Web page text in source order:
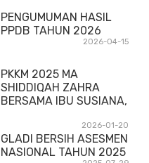
PENGUMUMAN HASIL
PPDB TAHUN 2026
2026-04-15
PKKM 2025 MA
SHIDDIQAH ZAHRA
BERSAMA IBU SUSIANA,
2026-01-20
GLADI BERSIH ASESMEN
NASIONAL TAHUN 2025